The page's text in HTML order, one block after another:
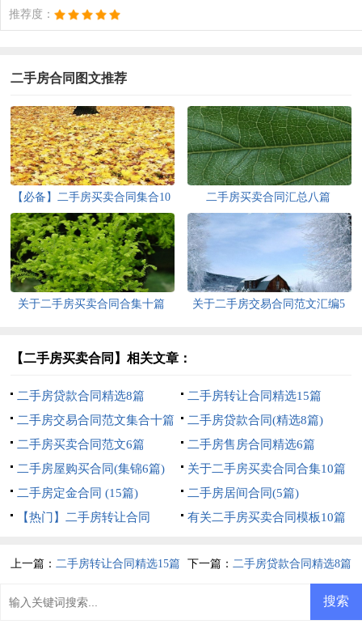
推荐度：
二手房合同图文推荐
【必备】二手房买卖合同集合10
篇
二手房买卖合同汇总八篇
关于二手房买卖合同合集十篇
关于二手房交易合同范文汇编5
【二手房买卖合同】相关文章：
二手房贷款合同精选8篇
二手房转让合同精选15篇
二手房交易合同范文集合十篇
二手房贷款合同(精选8篇)
二手房买卖合同范文6篇
二手房售房合同精选6篇
二手房屋购买合同(集锦6篇)
关于二手房买卖合同合集10篇
二手房定金合同 (15篇)
二手房居间合同(5篇)
【热门】二手房转让合同
有关二手房买卖合同模板10篇
上一篇： 二手房转让合同精选15篇 下一篇： 二手房贷款合同精选8篇